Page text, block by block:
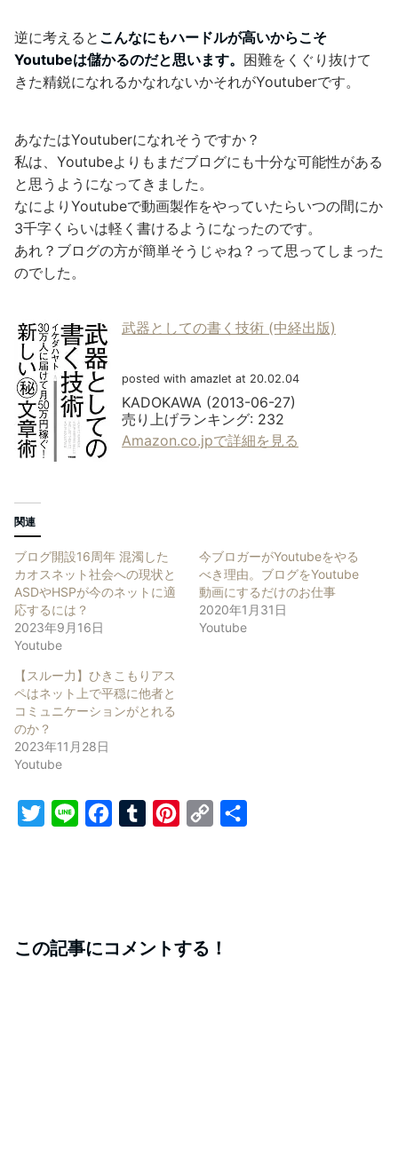
逆に考えると こんなにもハードルが高いからこそ
Youtubeは儲かるのだと思います。 困難をくぐり抜けて
きた精鋭になれるかなれないかそれがYoutuberです。
あなたはYoutuberになれそうですか？
私は、Youtubeよりもまだブログにも十分な可能性がある
と思うようになってきました。
なによりYoutubeで動画製作をやっていたらいつの間にか
3千字くらいは軽く書けるようになったのです。
あれ？ブログの方が簡単そうじゃね？って思ってしまった
のでした。
武器としての書く技術 (中経出版)
posted with amazlet at 20.02.04
KADOKAWA (2013-06-27)
売り上げランキング: 232
Amazon.co.jpで詳細を見る
関連
ブログ開設16周年 混濁した
カオスネット社会への現状と
ASDやHSPが今のネットに適
応するには？
2023年9月16日
Youtube
今ブロガーがYoutubeをやる
べき理由。ブログをYoutube
動画にするだけのお仕事
2020年1月31日
Youtube
【スルー力】ひきこもりアス
ペはネット上で平穏に他者と
コミュニケーションがとれる
のか？
2023年11月28日
Youtube
e
o
r
r
この記事にコメントする！